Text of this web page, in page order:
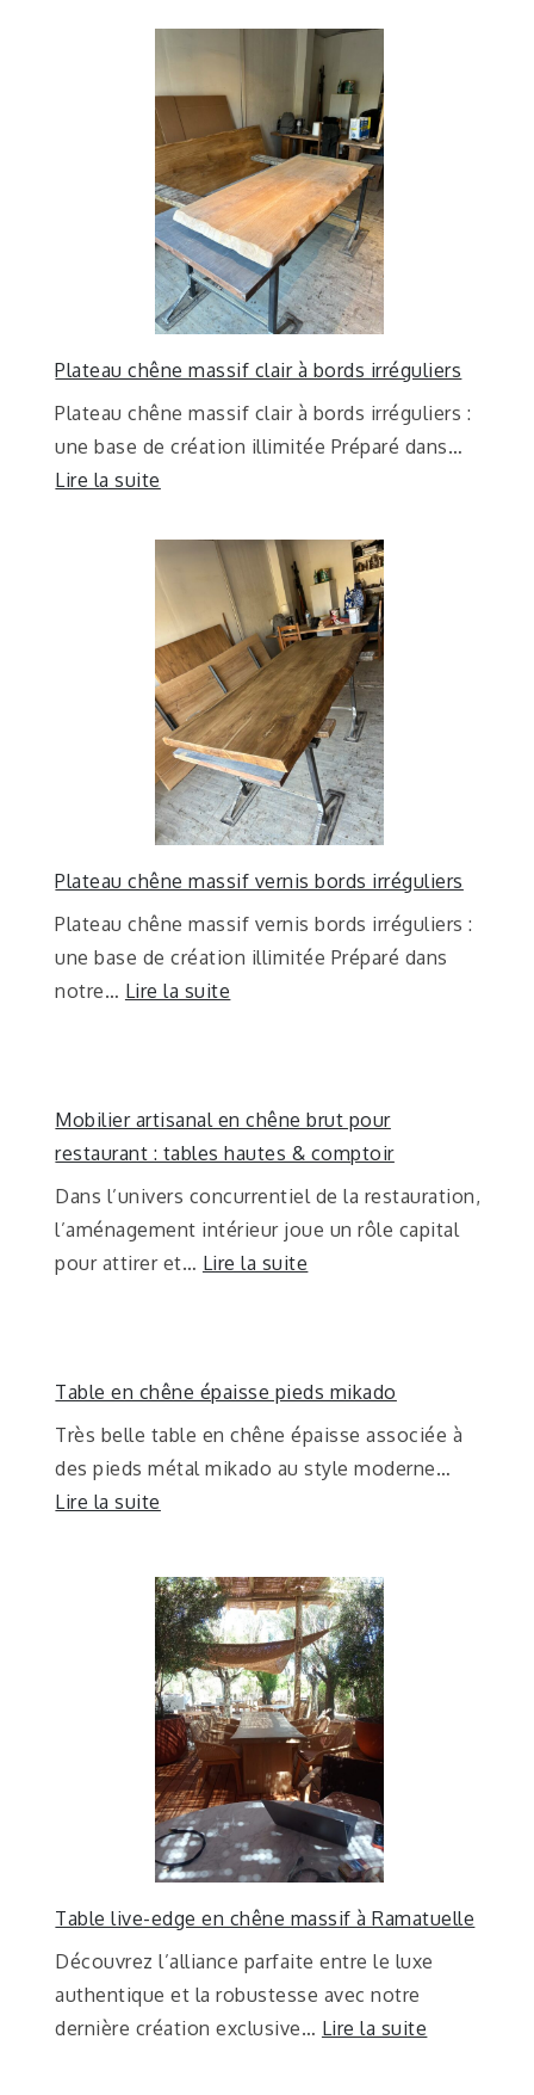
Plateau chêne massif clair à bords irréguliers
Plateau chêne massif clair à bords irréguliers :
une base de création illimitée Préparé dans…
Lire la suite
Plateau chêne massif vernis bords irréguliers
Plateau chêne massif vernis bords irréguliers :
une base de création illimitée Préparé dans
notre… Lire la suite
Mobilier artisanal en chêne brut pour
restaurant : tables hautes & comptoir
Dans l’univers concurrentiel de la restauration,
l’aménagement intérieur joue un rôle capital
pour attirer et… Lire la suite
Table en chêne épaisse pieds mikado
Très belle table en chêne épaisse associée à
des pieds métal mikado au style moderne…
Lire la suite
Table live-edge en chêne massif à Ramatuelle
Découvrez l’alliance parfaite entre le luxe
authentique et la robustesse avec notre
dernière création exclusive… Lire la suite